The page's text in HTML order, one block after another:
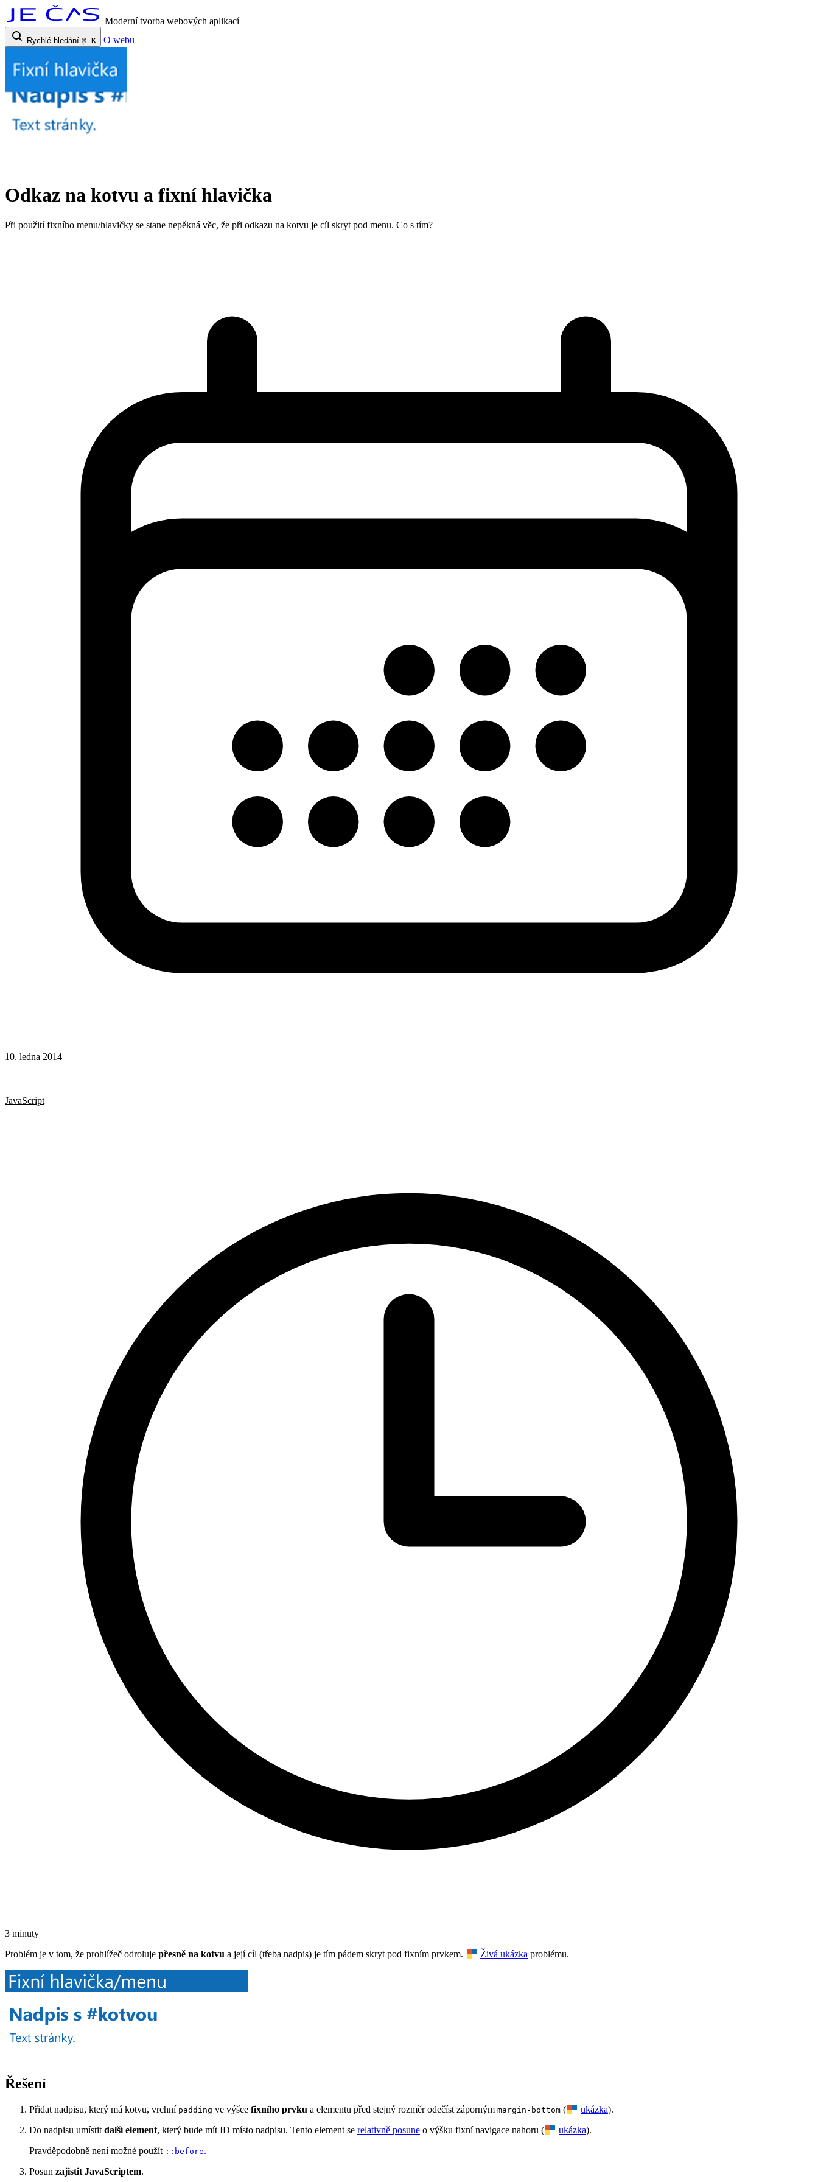
Moderní tvorba webových aplikací
Rychlé hledání ⌘ K O webu
Odkaz na kotvu a fixní hlavička
Při použití fixního menu/hlavičky se stane nepěkná věc, že při odkazu na kotvu je cíl skryt pod menu. Co s tím?
10. ledna 2014
JavaScript
3 minuty
Problém je v tom, že prohlížeč odroluje přesně na kotvu a její cíl (třeba nadpis) je tím pádem skryt pod fixním prvkem. Živá ukázka problému.
Řešení
Přidat nadpisu, který má kotvu, vrchní padding ve výšce fixního prvku a elementu před stejný rozměr odečíst záporným margin-bottom ( ukázka).
Do nadpisu umístit další element, který bude mít ID místo nadpisu. Tento element se relativně posune o výšku fixní navigace nahoru ( ukázka).
Pravděpodobně není možné použít ::before.
Posun zajistit JavaScriptem.